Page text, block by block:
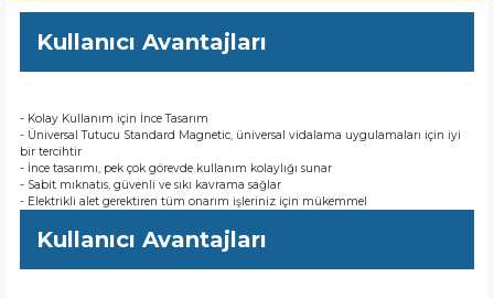
Kullanıcı Avantajları
- Kolay Kullanım için İnce Tasarım
- Üniversal Tutucu Standard Magnetic, üniversal vidalama uygulamaları için iyi
bir tercihtir
- İnce tasarımı, pek çok görevde kullanım kolaylığı sunar
- Sabit mıknatıs, güvenli ve sıkı kavrama sağlar
- Elektrikli alet gerektiren tüm onarım işleriniz için mükemmel
Kullanıcı Avantajları